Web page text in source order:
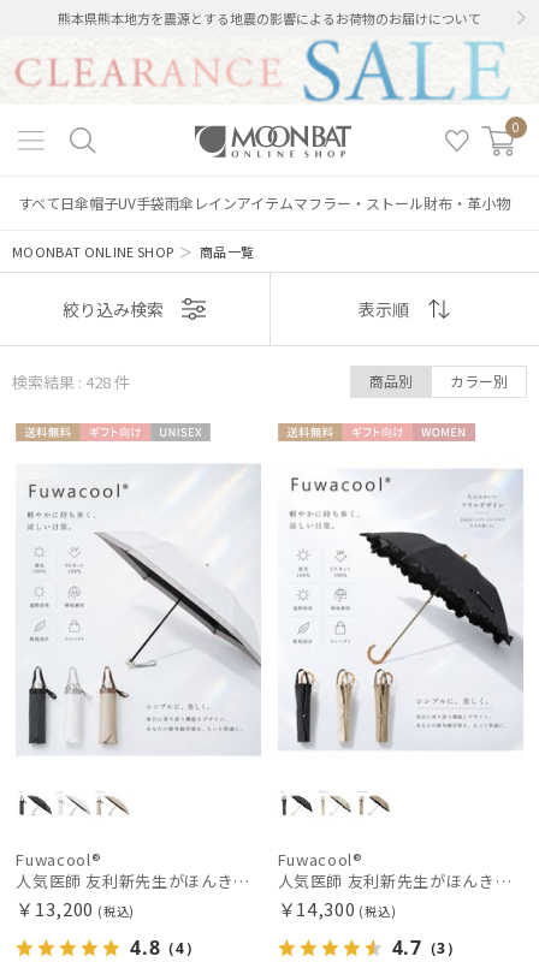
熊本県熊本地方を震源とする地震の影響によるお荷物のお届けについて
0
すべて日傘帽子UV手袋雨傘 レインアイテムマフラー・ストール財布・革小物
MOONBAT ONLINE SHOP ＞商品一覧
表示
おすすめ
価格の高い
順
価格の低い
順
人気順
売上点数順
お気に入り
絞り込み検索 表示順
検索結果 : 428件 商品別 カラー別
料
Fuwacool®
人気医師 友利新先生がほんきで作った”絶対に忘れない誰でも日傘” 50【晴雨兼用折りたたみ日傘】フワクール® (Fuwacool®) 雨の日OK 軽量 遮光100% UV100%
￥13,200 (税込)
4.8 （4）
料
向け
Fuwacool®
人気医師 友利新先生がほんきで作った”絶対に忘れない誰でも日傘” エレガント派のバンブーフリル【晴雨兼用日傘】フワクール® (Fuwacool®) 雨の日OK 軽量 遮光100% UV100％
￥14,300 (税込)
4.7 （3）